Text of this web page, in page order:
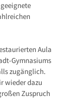
Aula
Gymnasiums
zugänglich.
wieder dazu
Zuspruch